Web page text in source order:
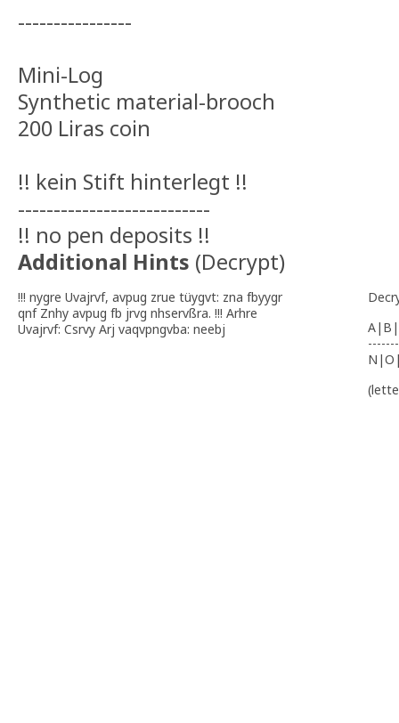
----------------
Mini-Log
Synthetic material-brooch
200 Liras coin
!! kein Stift hinterlegt !!
---------------------------
!! no pen deposits !!
Additional Hints (Decrypt)
!!! nygre Uvajrvf, avpug zrue tüygvt: zna fbyygr
qnf Znhy avpug fb jrvg nhservßra. !!! Arhre
Uvajrvf: Csrvy Arj vaqvpngvba: neebj